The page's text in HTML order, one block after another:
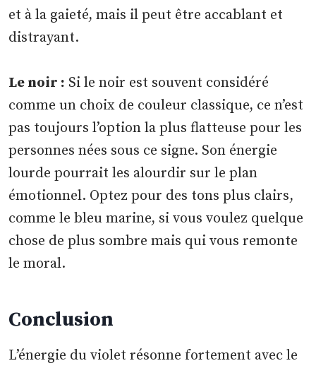
et à la gaieté, mais il peut être accablant et
distrayant.
Le noir : Si le noir est souvent considéré
comme un choix de couleur classique, ce n’est
pas toujours l’option la plus flatteuse pour les
personnes nées sous ce signe. Son énergie
lourde pourrait les alourdir sur le plan
émotionnel. Optez pour des tons plus clairs,
comme le bleu marine, si vous voulez quelque
chose de plus sombre mais qui vous remonte
le moral.
Conclusion
L’énergie du violet résonne fortement avec le